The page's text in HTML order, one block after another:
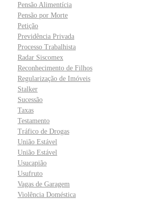
Pensão Alimentícia
Pensão por Morte
Petição
Previdência Privada
Processo Trabalhista
Radar Siscomex
Reconhecimento de Filhos
Regularização de Imóveis
Stalker
Sucessão
Taxas
Testamento
Tráfico de Drogas
União Estável
União Estável
Usucapião
Usufruto
Vagas de Garagem
Violência Doméstica